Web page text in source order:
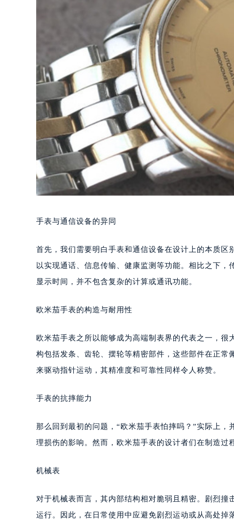
手表与通信设备的异同
首先，我们需要明白手表和通信设备在设计上的本质区
以实现通话、信息传输、健康监测等功能。相比之下
显示时间，并不包含复杂的计算或通讯功能。
欧米茄手表的构造与耐用性
欧米茄手表之所以能够成为高端制表界的代表之一，
构包括发条、齿轮、摆轮等精密部件，这些部件在正
来驱动指针运动，其精准度和可靠性同样令人称赞。
手表的抗摔能力
那么回到最初的问题，“欧米茄手表怕摔吗？”实际上
理损伤的影响。然而，欧米茄手表的设计者们在制造过
机械表
对于机械表而言，其内部结构相对脆弱且精密。剧烈
运行。因此，在日常使用中应避免剧烈运动或从高处掉